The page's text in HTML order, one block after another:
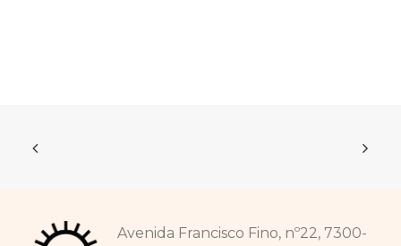
Avenida Francisco Fino, nº22, 7300-